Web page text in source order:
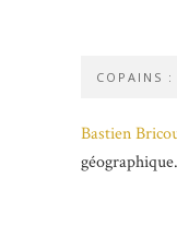
COPAINS :
Bastien
géographique.